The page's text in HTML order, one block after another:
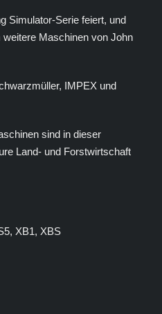
Simulator-Serie feiert, und
Maschinen von John
IMPEX und
sind in dieser
Land- und Forstwirtschaft
XB1, XBS